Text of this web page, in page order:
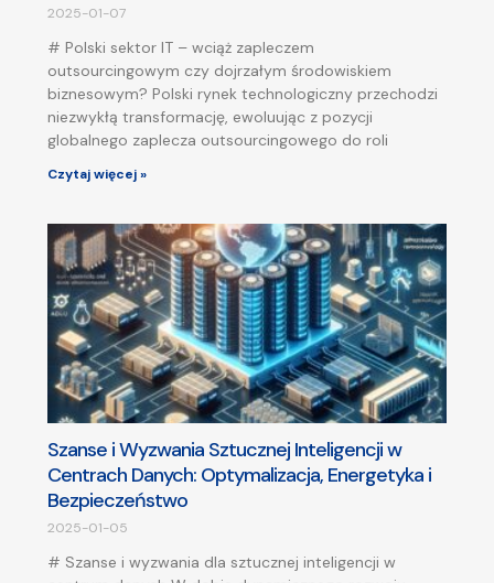
2025-01-07
# Polski sektor IT – wciąż zapleczem
outsourcingowym czy dojrzałym środowiskiem
biznesowym? Polski rynek technologiczny przechodzi
niezwykłą transformację, ewoluując z pozycji
globalnego zaplecza outsourcingowego do roli
Czytaj więcej »
Szanse i Wyzwania Sztucznej Inteligencji w
Centrach Danych: Optymalizacja, Energetyka i
Bezpieczeństwo
2025-01-05
# Szanse i wyzwania dla sztucznej inteligencji w